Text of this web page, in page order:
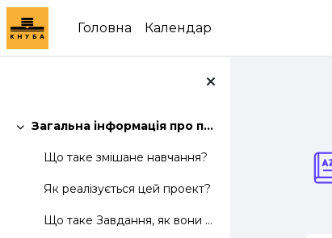
Перейти до головного вмісту
Головна
Календар
Згорнути
Загальна інформація про проект
Що таке змішане навчання?
Як реалізується цей проект?
Що таке Завдання, як вони виконуються і оцінюються?